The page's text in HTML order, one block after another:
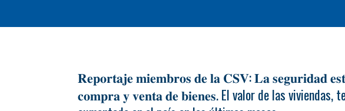
𝐑𝐞𝐩𝐨𝐫𝐭𝐚𝐣𝐞 𝐦𝐢𝐞𝐦𝐛𝐫𝐨𝐬 𝐝𝐞 𝐥𝐚 𝐂𝐒𝐕: 𝐋𝐚 𝐬𝐞𝐠𝐮𝐫𝐢𝐝𝐚𝐝
𝐜𝐨𝐦𝐩𝐫𝐚 𝐲 𝐯𝐞𝐧𝐭𝐚 𝐝𝐞 𝐛𝐢𝐞𝐧𝐞𝐬. El valor de las viviendas,